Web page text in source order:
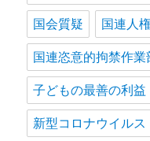
国会質疑 国連人
国連恣意的拘禁作業
子どもの最善の利益
新型コロナウイルス